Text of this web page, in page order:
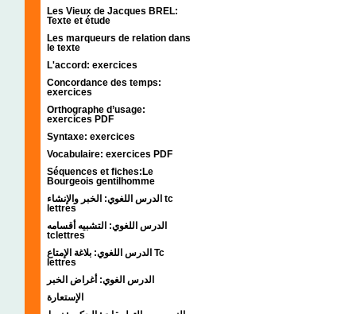
Les Vieux de Jacques BREL:
Texte et étude
Les marqueurs de relation dans
le texte
L'accord: exercices
Concordance des temps:
exercices
Orthographe d’usage:
exercices PDF
Syntaxe: exercices
Vocabulaire: exercices PDF
Séquences et fiches:Le
Bourgeois gentilhomme
الدرس اللغوي: الخبر والإنشاء tc
lettres
الدرس اللغوي: التشبيه أقسامه
tclettres
الدرس اللغوي: بلاغة الإمتاع Tc
lettres
الدرس الغوي: أغراض الخبر
الإستعارة